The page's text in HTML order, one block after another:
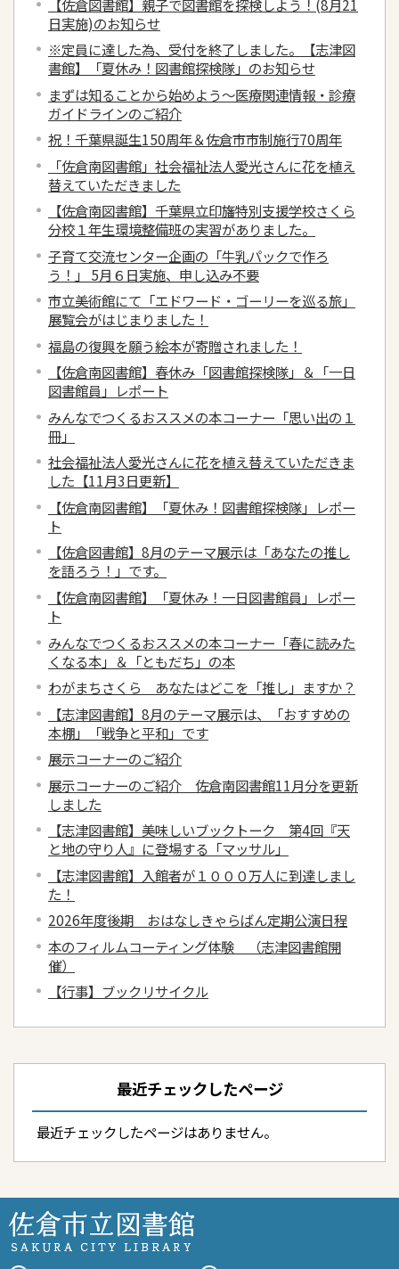
【佐倉図書館】親子で図書館を探検しよう！(8月21
日実施)のお知らせ
※定員に達した為、受付を終了しました。【志津図
書館】「夏休み！図書館探検隊」のお知らせ
まずは知ることから始めよう～医療関連情報・診療
ガイドラインのご紹介
祝！千葉県誕生150周年＆佐倉市市制施行70周年
「佐倉南図書館」社会福祉法人愛光さんに花を植え
替えていただきました
【佐倉南図書館】千葉県立印旛特別支援学校さくら
分校１年生環境整備班の実習がありました。
子育て交流センター企画の「牛乳パックで作ろ
う！」 5月６日実施、申し込み不要
市立美術館にて「エドワード・ゴーリーを巡る旅」
展覧会がはじまりました！
福島の復興を願う絵本が寄贈されました！
【佐倉南図書館】春休み「図書館探検隊」＆「一日
図書館員」レポート
みんなでつくるおススメの本コーナー「思い出の１
冊」
社会福祉法人愛光さんに花を植え替えていただきま
した【11月3日更新】
【佐倉南図書館】「夏休み！図書館探検隊」レポー
ト
【佐倉図書館】8月のテーマ展示は「あなたの推し
を語ろう！」です。
【佐倉南図書館】「夏休み！一日図書館員」レポー
ト
みんなでつくるおススメの本コーナー「春に読みた
くなる本」＆「ともだち」の本
わがまちさくら あなたはどこを「推し」ますか？
【志津図書館】8月のテーマ展示は、「おすすめの
本棚」「戦争と平和」です
展示コーナーのご紹介
展示コーナーのご紹介 佐倉南図書館11月分を更新
しました
【志津図書館】美味しいブックトーク 第4回『天
と地の守り人』に登場する「マッサル」
【志津図書館】入館者が１０００万人に到達しまし
た！
2026年度後期 おはなしきゃらばん定期公演日程
本のフィルムコーティング体験 （志津図書館開
催）
【行事】ブックリサイクル
最近チェックしたページ
最近チェックしたページはありません。